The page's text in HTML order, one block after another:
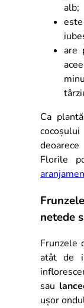
alb;
are
Ca
Florile
netede
Frunzele
atât de
sau
ușor